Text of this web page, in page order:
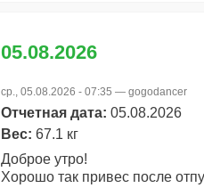
05.08.2026
ср., 05.08.2026 - 07:35 — gogodancer
Отчетная дата: 05.08.2026
Вес: 67.1 кг
Доброе утро!
Хорошо так привес после